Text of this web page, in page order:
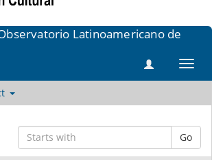
Latinoamericano de
Go